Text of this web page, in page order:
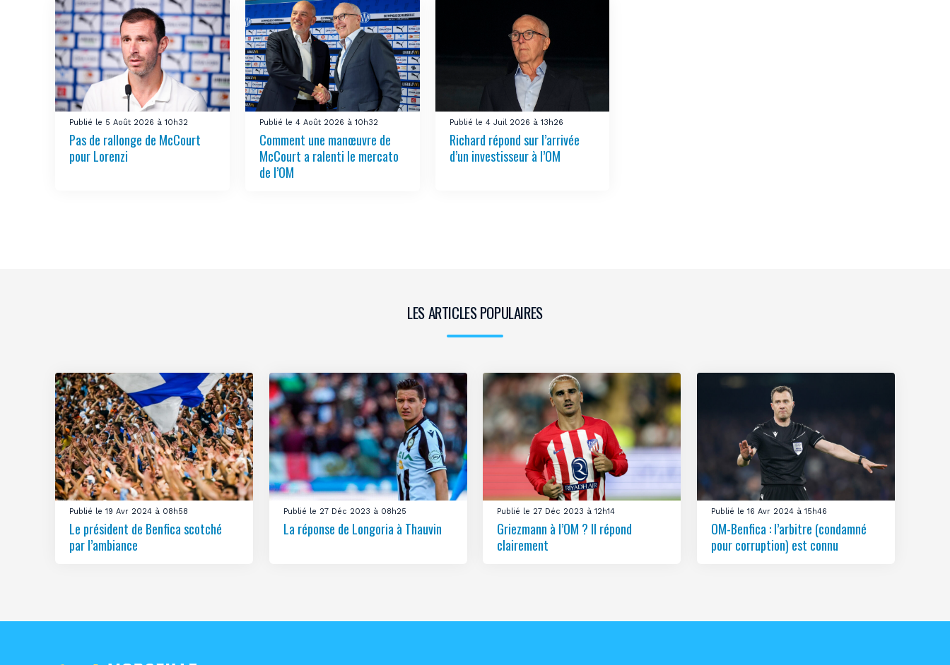
Publié le 5 Août 2026 à 10h32
Pas de rallonge de McCourt
pour Lorenzi
Publié le 4 Août 2026 à 10h32
Comment une manœuvre de
McCourt a ralenti le mercato
de l’OM
Publié le 4 Juil 2026 à 13h26
Richard répond sur l’arrivée
d’un investisseur à l’OM
LES ARTICLES POPULAIRES
Publié le 19 Avr 2024 à 08h58
Le président de Benfica scotché
par l’ambiance
Publié le 27 Déc 2023 à 08h25
La réponse de Longoria à Thauvin
Publié le 27 Déc 2023 à 12h14
Griezmann à l’OM ? Il répond
clairement
Publié le 16 Avr 2024 à 15h46
OM-Benfica : l’arbitre (condamné
pour corruption) est connu